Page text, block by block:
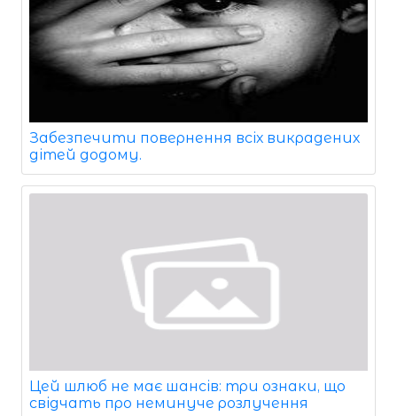
Забезпечити повернення всіх викрадених
дітей додому.
Цей шлюб не має шансів: три ознаки, що
свідчать про неминуче розлучення